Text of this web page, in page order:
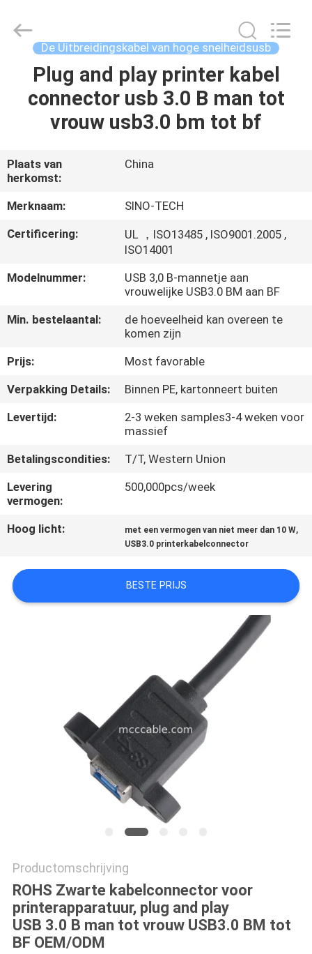
HUIS
PRODUCTEN
VIDEO'S
OVER
ONS
FABRIEKSTOUR
KWALITEITSCONTROLE
NEEM
CONTACT
MET
OP
NIEUWS
VRAAG
PRIVACYBELEID
Technology
De Uitbreidingskabel van hoge snelheidsusb
Plug and play printer kabel
connector usb 3.0 B man tot
vrouw usb3.0 bm tot bf
Plaats van
herkomst:
China
Merknaam:
SINO-TECH
Certificering:
UL ，ISO13485 , ISO9001.2005 ,
ISO14001
Modelnummer:
USB 3,0 B-mannetje aan
vrouwelijke USB3.0 BM aan BF
Min. bestelaantal:
de hoeveelheid kan overeen te
komen zijn
Prijs:
Most favorable
Verpakking Details:
Binnen PE, kartonneert buiten
Levertijd:
2-3 weken samples3-4 weken voor
massief
Betalingscondities:
T/T, Western Union
Levering
vermogen:
500,000pcs/week
Hoog licht: met een vermogen van niet meer dan 10 W,
USB3.0 printerkabelconnector
BESTE PRIJS
Productomschrijving
ROHS Zwarte kabelconnector voor
printerapparatuur, plug and play
USB 3.0 B man tot vrouw USB3.0 BM tot
BF OEM/ODM